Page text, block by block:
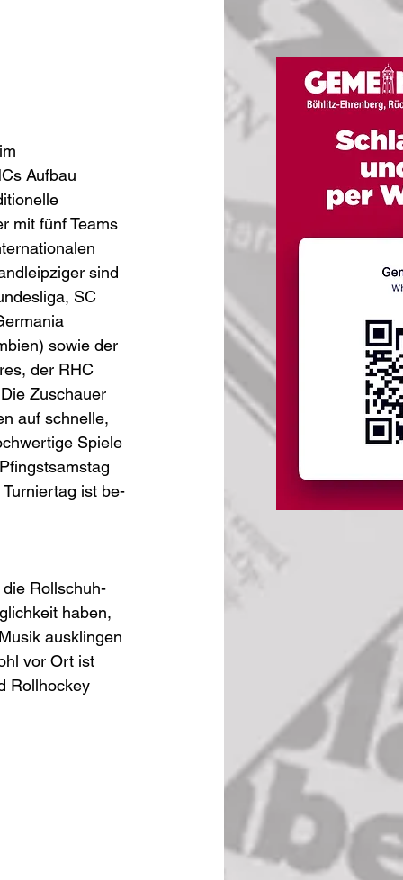
Aufbau
mit fünf Teams
sind
SC
sowie der
der RHC
Zuschauer
auf schne­lle,
Spiele
Turniertag ist be­
die Rollschuh­
haben,
ausklingen
vor Ort ist
Rollhockey